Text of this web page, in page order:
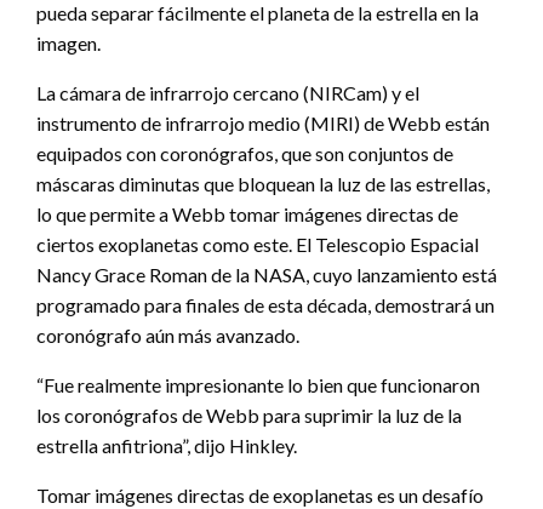
pueda separar fácilmente el planeta de la estrella en la
imagen.
La cámara de infrarrojo cercano (NIRCam) y el
instrumento de infrarrojo medio (MIRI) de Webb están
equipados con coronógrafos, que son conjuntos de
máscaras diminutas que bloquean la luz de las estrellas,
lo que permite a Webb tomar imágenes directas de
ciertos exoplanetas como este. El Telescopio Espacial
Nancy Grace Roman de la NASA, cuyo lanzamiento está
programado para finales de esta década, demostrará un
coronógrafo aún más avanzado.
“Fue realmente impresionante lo bien que funcionaron
los coronógrafos de Webb para suprimir la luz de la
estrella anfitriona”, dijo Hinkley.
Tomar imágenes directas de exoplanetas es un desafío